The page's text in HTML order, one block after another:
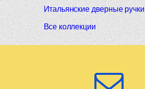
Итальянские дверные ручки
Все коллекции